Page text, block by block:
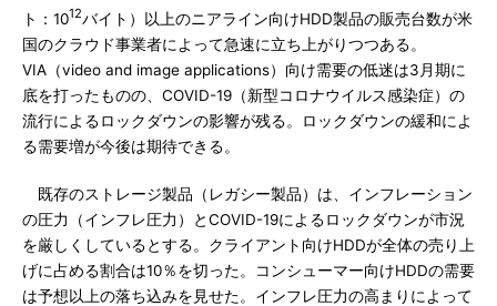
ト：1012バイト）以上のニアライン向けHDD製品の販売台数が米
国のクラウド事業者によって急速に立ち上がりつつある。
VIA（video and image applications）向け需要の低迷は3月期に
底を打ったものの、COVID-19（新型コロナウイルス感染症）の
流行によるロックダウンの影響が残る。ロックダウンの緩和によ
る需要増が今後は期待できる。
既存のストレージ製品（レガシー製品）は、インフレーション
の圧力（インフレ圧力）とCOVID-19によるロックダウンが市況
を厳しくしているとする。クライアント向けHDDが全体の売り上
げに占める割合は10％を切った。コンシューマー向けHDDの需要
は予想以上の落ち込みを見せた。インフレ圧力の高まりによって